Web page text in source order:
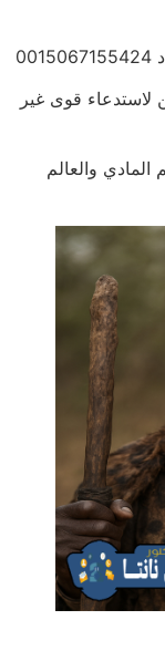
لاستدعاء قوى غير
المادي والعالم